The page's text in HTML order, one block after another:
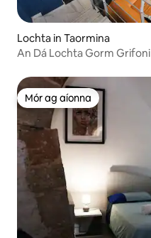
Lochta in Taormina
An Dá Lochta Gorm Grifoni
Mór ag aíonna
Mór ag aíonna